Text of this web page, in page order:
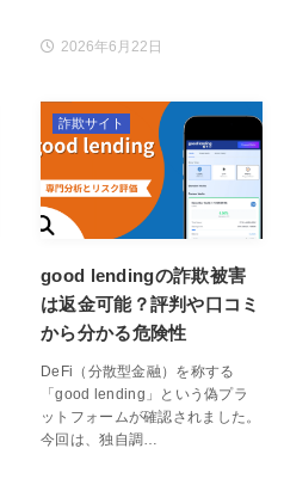
2026年6月22日
good lendingの詐欺被害
は返金可能？評判や口コミ
から分かる危険性
DeFi（分散型金融）を称する
「good lending」という偽プラ
ットフォームが確認されました。
今回は、独自調…
詐欺サイト